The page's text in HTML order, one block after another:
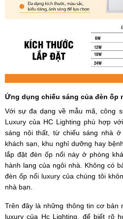
Ứng dụng chiếu sáng của đèn ốp
Với sự đa dạng về mẫu mã, công
Luxury của HC Lighting phù hợp
sáng nội thất, từ chiếu sáng nhà
khách sạn, khu nghỉ dưỡng hay
lắp đặt đèn ốp nổi này ở phòng
hành lang của ngôi nhà. Không có
đèn ốp nổi luxury của chúng tôi
nhà bạn.
Trên đây là những thông tin cơ bản
luxury của Hc Lighting, để biết rõ